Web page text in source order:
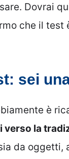
Dovrai
che il test
sei
è
verso la
da oggetti,